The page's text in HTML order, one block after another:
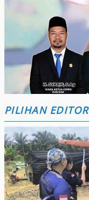
PILIHAN EDITOR